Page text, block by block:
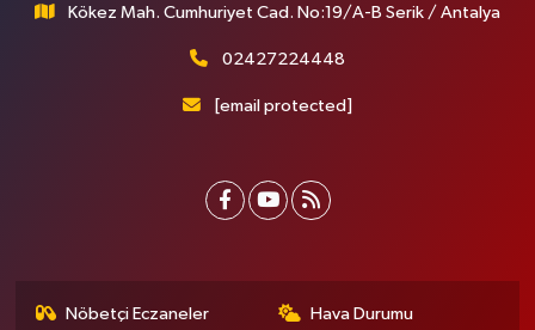
Kökez Mah. Cumhuriyet Cad. No:19/A-B Serik / Antalya
02427224448
[email protected]
Nöbetçi Eczaneler Hava Durumu